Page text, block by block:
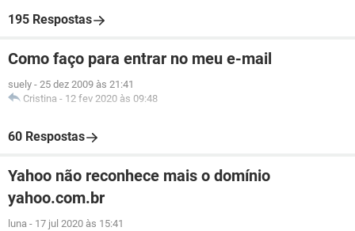
195 Respostas
Como faço para entrar no meu e-mail
suely - 25 dez 2009 às 21:41
Cristina - 12 fev 2020 às 09:48
60 Respostas
Yahoo não reconhece mais o domínio
yahoo.com.br
luna - 17 jul 2020 às 15:41